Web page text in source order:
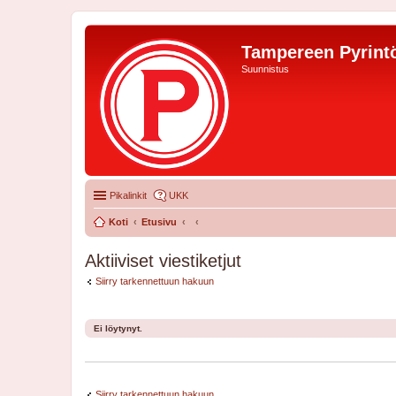
Tampereen
Suunnistus
Pikalinkit UKK
Koti Etusivu
Aktiiviset viestiketjut
Siirry tarkennettuun hakuun
Ei löytynyt.
Siirry tarkennettuun hakuun